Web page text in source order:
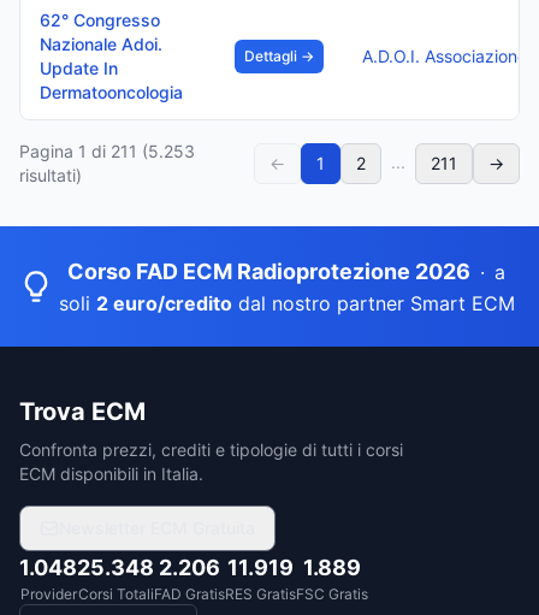
62° Congresso
Nazionale Adoi.
Update In
Dermatooncologia
Dettagli →
Pagina 1 di 211 (5.253
risultati)
← 1 2 ... 211 →
Corso FAD ECM Radioprotezione 2026 · a
soli 2 euro/creditodal nostro partner Smart ECM
Trova ECM
Confronta prezzi, crediti e tipologie di tutti i corsi
ECM disponibili in Italia.
1.048
Provider
25.348
Corsi Totali
2.206
FAD Gratis
11.919
RES Gratis
1.889
FSC Gratis